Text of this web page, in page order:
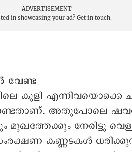
ADVERTISEMENT
in showcasing your ad? Get in touch.
വേണ്ട
കുളി എന്നിവയൊക്കെ
അതുപോലെ
നേരിട്ടു
കണ്ണടകൾ